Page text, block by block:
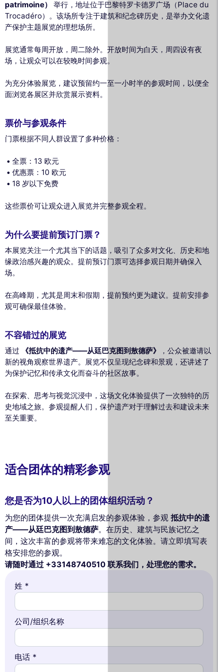
patrimoine）
举行，地址位于巴黎特罗卡德罗广场（Place du
Trocadéro）。该场所专注于建筑和纪念碑历史，是举办文化遗
产保护主题展览的理想场所。
展览通常每周开放，周二除外。开放时间为白天，周四设有夜
场，让观众可以在较晚时间参观。
为充分体验展览，建议预留约一至一小时半的参观时间，以便全
面浏览各展区并欣赏展示资料。
票价与参观条件
门票根据不同人群设置了多种价格：
全票：13 欧元
优惠票：10 欧元
18 岁以下免费
这些票价可让观众进入展览并完整参观全程。
为什么要提前预订门票？
本展览关注一个尤其当下的话题，吸引了众多对文化、历史和地
缘政治感兴趣的观众。提前预订门票可选择参观日期并确保入
场。
在高峰期，尤其是周末和假期，提前预约更为建议。提前安排参
观可确保最佳体验。
不容错过的展览
通过 《抵抗中的遗产——从廷巴克图到敖德萨》
，公众被邀请以
新的视角观察世界遗产。展览不仅呈现纪念碑和景观，还讲述了
为保护记忆和传承文化而奋斗的社区故事。
在探索、思考与视觉沉浸中，这场文化体验提供了一次独特的历
史地域之旅。参观提醒人们，保护遗产对于理解过去和建设未来
至关重要。
适合团体的精彩参观
您是否为10人以上的团体组织活动？
为您的团体提供一次充满启发的参观体验，参观 抵抗中的遗
产——从廷巴克图到敖德萨。在历史、建筑与民族记忆之
间，这次丰富的参观将带来难忘的文化体验。请立即填写表
格安排您的参观。
请随时通过 +33148740510 联系我们，处理您的需求。
姓 *
公司/组织名称
电话 *